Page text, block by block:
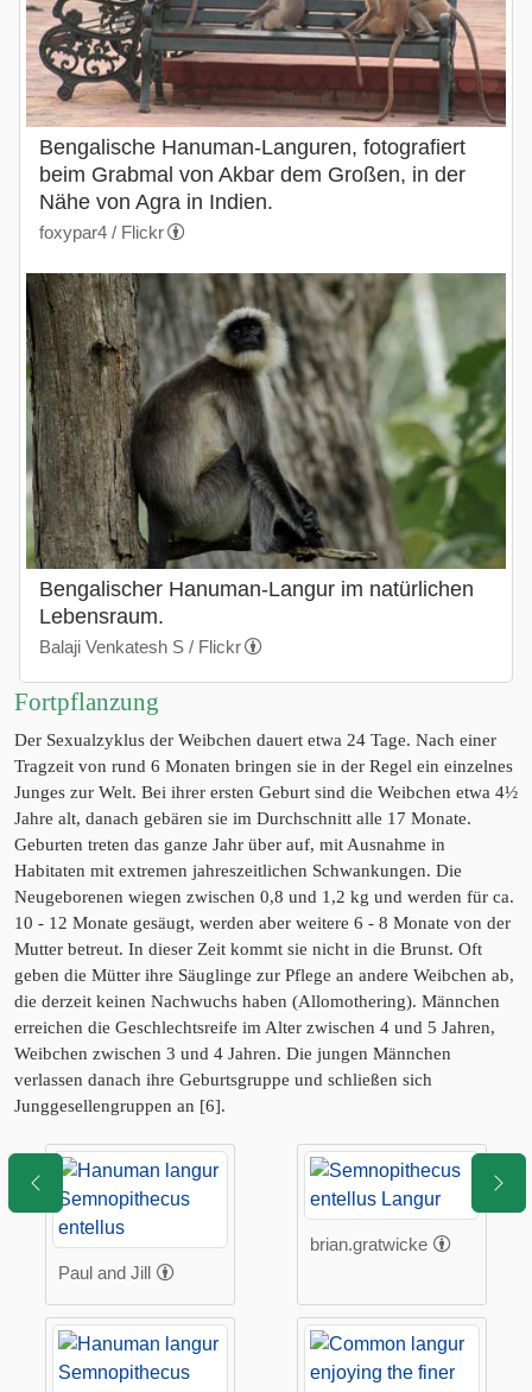
Bengalische Hanuman-Languren, fotografiert
beim Grabmal von Akbar dem Großen, in der
Nähe von Agra in Indien.
foxypar4 / Flickr
Bengalischer Hanuman-Langur im natürlichen
Lebensraum.
Balaji Venkatesh S / Flickr
Fortpflanzung
Der Sexualzyklus der Weibchen dauert etwa 24 Tage. Nach einer
Tragzeit von rund 6 Monaten bringen sie in der Regel ein einzelnes
Junges zur Welt. Bei ihrer ersten Geburt sind die Weibchen etwa 4½
Jahre alt, danach gebären sie im Durchschnitt alle 17 Monate.
Geburten treten das ganze Jahr über auf, mit Ausnahme in
Habitaten mit extremen jahreszeitlichen Schwankungen. Die
Neugeborenen wiegen zwischen 0,8 und 1,2 kg und werden für ca.
10 - 12 Monate gesäugt, werden aber weitere 6 - 8 Monate von der
Mutter betreut. In dieser Zeit kommt sie nicht in die Brunst. Oft
geben die Mütter ihre Säuglinge zur Pflege an andere Weibchen ab,
die derzeit keinen Nachwuchs haben (Allomothering). Männchen
erreichen die Geschlechtsreife im Alter zwischen 4 und 5 Jahren,
Weibchen zwischen 3 und 4 Jahren. Die jungen Männchen
verlassen danach ihre Geburtsgruppe und schließen sich
Junggesellengruppen an [6].
Paul and Jill
brian.gratwicke